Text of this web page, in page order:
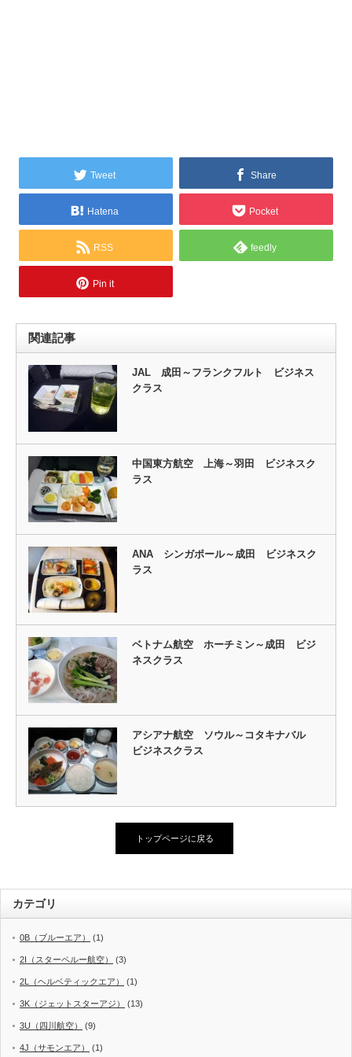
Tweet Share
Hatena Pocket
RSS feedly
Pin it
関連記事
JAL 成田～フランクフルト ビジネス
クラス
中国東方航空 上海～羽田 ビジネスク
ラス
ANA シンガポール～成田 ビジネスク
ラス
ベトナム航空 ホーチミン～成田 ビジ
ネスクラス
アシアナ航空 ソウル～コタキナバル
ビジネスクラス
トップページに戻る
カテゴリ
0B（ブルーエア） (1)
2I（スターペルー航空） (3)
2L（ヘルベティックエア） (1)
3K（ジェットスターアジ） (13)
3U（四川航空） (9)
4J（サモンエア） (1)